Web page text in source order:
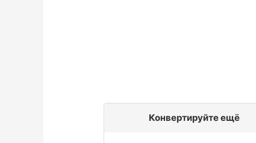
Конвертируйте ещё